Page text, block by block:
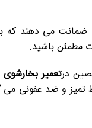
ضمانت می دهند
مطمئن باشید.
درتعمیر بخارشوی
و ضد عفونی